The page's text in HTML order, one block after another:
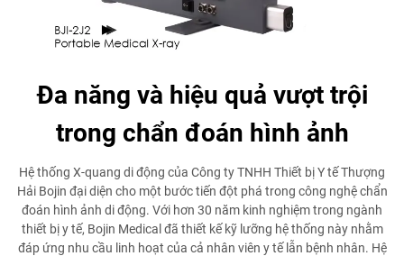
Đa năng và hiệu quả vượt trội
trong chẩn đoán hình ảnh
Hệ thống X-quang di động của Công ty TNHH Thiết bị Y tế Thượng
Hải Bojin đại diện cho một bước tiến đột phá trong công nghệ chẩn
đoán hình ảnh di động. Với hơn 30 năm kinh nghiệm trong ngành
thiết bị y tế, Bojin Medical đã thiết kế kỹ lưỡng hệ thống này nhằm
đáp ứng nhu cầu linh hoạt của cả nhân viên y tế lẫn bệnh nhân. Hệ